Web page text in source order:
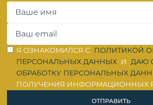
ОШИБКА ЗАПОЛНЕНИЯ
Я ОЗНАКОМИЛСЯ С ПОЛИТИКОЙ
ПЕРСОНАЛЬНЫХ ДАННЫХ И
ДАЮ
ОБРАБОТКУ ПЕРСОНАЛЬНЫХ
ПОЛУЧЕНИЯ ИНФОРМАЦИОННЫХ
ОТПРАВИТЬ